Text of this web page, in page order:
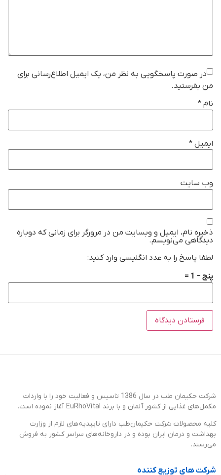
در صورت پاسخگویی به نظر من، یک ایمیل اطلاع‌رسانی برای
من بفرستید.
نام *
ایمیل *
وب‌ سایت
ذخیره نام، ایمیل و وبسایت من در مرورگر برای زمانی که دوباره
دیدگاهی می‌نویسم.
لطفا پاسخ را به عدد انگلیسی وارد کنید:
پنج − 1 =
شرکت حکیمان طب در سال 1386 تاسیس و فعالیت خود را با واردات
مکمل‌های غذایی از کشور آلمان و با برند EuRhoVital آغاز نموده است.
کلیه محصولات شرکت حکیمان‌طب دارای تاییدیه‌های لازم از وزارت
بهداشت و درمان ایران بوده و در داروخانه‌های سراسر کشور به فروش
می‌رسند.
شرکت های توزیع کننده